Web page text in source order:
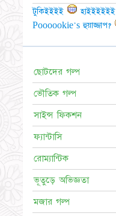
টুকিইইইই
হাইইইইইই
Poooookie's হুয়াজ্জাপ?
ছোটদের গল্প
ভৌতিক গল্প
সাইন্স ফিকশন
ফ্যান্টাসি
রোম্যান্টিক
ভূতুড়ে অভিজ্ঞতা
মজার গল্প